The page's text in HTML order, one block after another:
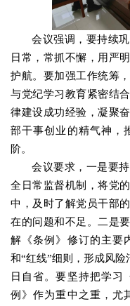
会议强调，要持续
日常，常抓不懈，用严
护航。要加强工作统筹
与党纪学习教育紧密结
律建设成功经验，凝聚
部干事创业的精气神，
阶。
会议要求，一是要
全日常监督机制，将党
中，及时了解党员干部
在的问题和不足。二是
解《条例》修订的主要
和“红线”细则，形成风险
日自省。要坚持把学习
例》作为重中之重，尤